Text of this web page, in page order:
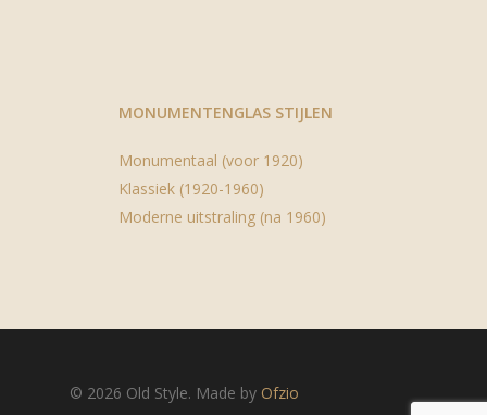
MONUMENTENGLAS STIJLEN
Monumentaal (voor 1920)
Klassiek (1920-1960)
Moderne uitstraling (na 1960)
© 2026 Old Style. Made by Ofzio